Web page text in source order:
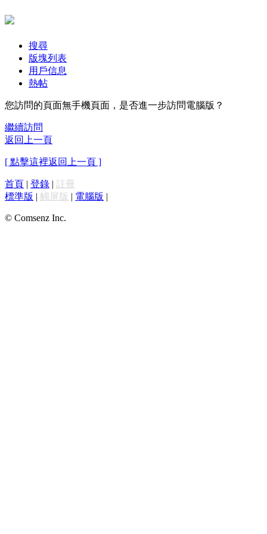
搜尋
版塊列表
用戶信息
熱帖
您訪問的頁面無手機頁面，是否進一步訪問電腦版？
繼續訪問
返回上一頁
[ 點擊這裡返回上一頁 ]
首頁 | 登錄 | 註冊
標準版 | 觸屏版 | 電腦版 |
© Comsenz Inc.